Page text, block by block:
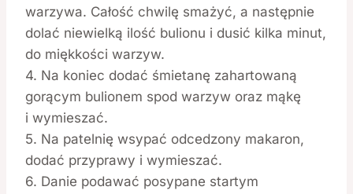
warzywa. Całość chwilę smażyć, a następnie
dolać niewielką ilość bulionu i dusić kilka minut,
do miękkości warzyw.
4. Na koniec dodać śmietanę zahartowaną
gorącym bulionem spod warzyw oraz mąkę
i wymieszać.
5. Na patelnię wsypać odcedzony makaron,
dodać przyprawy i wymieszać.
6. Danie podawać posypane startym